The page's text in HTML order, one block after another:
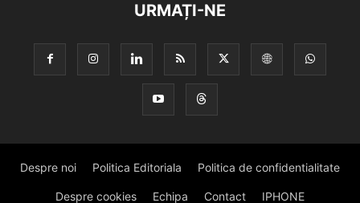
URMAȚI-NE
Despre noi Politica Editoriala Politica de confidentialitate
Despre cookies Echipa Contact IPHONE